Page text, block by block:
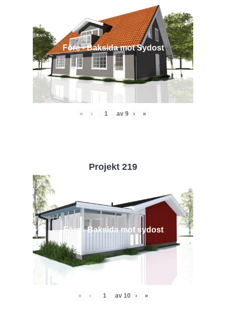
Före - Baksida mot Sydost
« ‹ av 9 › »
Projekt 219
Före - Baksida mot sydost
« ‹ av 10 › »